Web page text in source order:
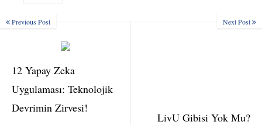
Previous Post
12 Yapay Zeka
Uygulaması: Teknolojik
Devrimin Zirvesi!
Next Post
LivU Gibisi Yok Mu?